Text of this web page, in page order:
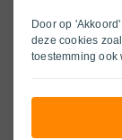
Door op
deze cookies
toestemming